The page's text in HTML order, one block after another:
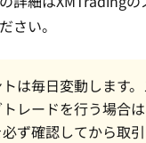
さい。
は毎日変動します
レードを行う場合
ず確認してから取